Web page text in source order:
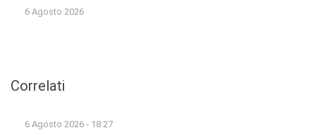
6 Agosto 2026
Correlati
6 Agosto 2026 - 18:27